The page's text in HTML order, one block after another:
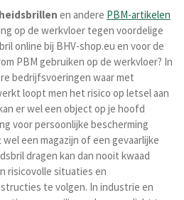
en andere PBM-artikelen
op de werkvloer tegen voordelige
online bij BHV-shop.eu en voor de
PBM gebruiken op de werkvloer? In
bedrijfsvoeringen waar met
loopt men het risico op letsel aan
er wel een object op je hoofd
voor persoonlijke bescherming
een magazijn of een gevaarlijke
dragen kan dan nooit kwaad
risicovolle situaties en
te volgen. In industrie en